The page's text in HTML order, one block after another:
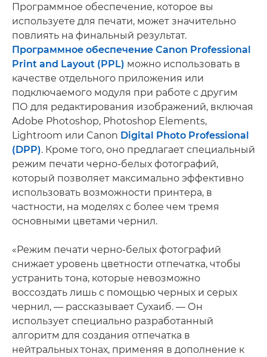
Программное обеспечение, которое вы
используете для печати, может значительно
повлиять на финальный результат.
Программное обеспечение Canon Professional
Print and Layout (PPL) можно использовать в
качестве отдельного приложения или
подключаемого модуля при работе с другим
ПО для редактирования изображений, включая
Adobe Photoshop, Photoshop Elements,
Lightroom или Canon Digital Photo Professional
(DPP). Кроме того, оно предлагает специальный
режим печати черно-белых фотографий,
который позволяет максимально эффективно
использовать возможности принтера, в
частности, на моделях с более чем тремя
основными цветами чернил.
«Режим печати черно-белых фотографий
снижает уровень цветности отпечатка, чтобы
устранить тона, которые невозможно
воссоздать лишь с помощью черных и серых
чернил, — рассказывает Сухаиб. — Он
использует специально разработанный
алгоритм для создания отпечатка в
нейтральных тонах, применяя в дополнение к